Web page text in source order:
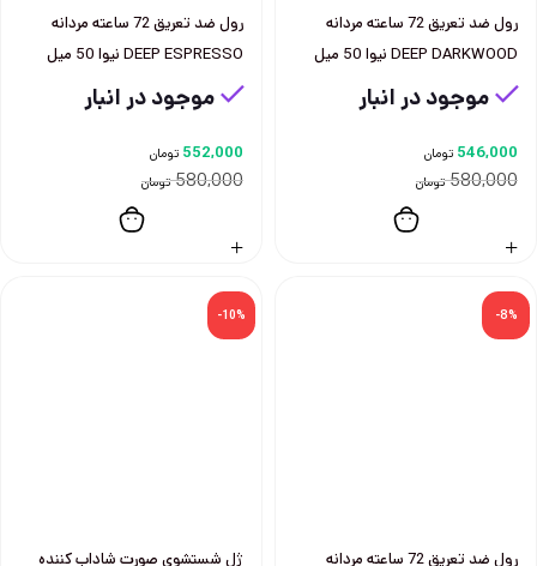
رول ضد تعريق 72 ساعته مردانه
DEEP DARKWOOD نيوا 50 ميل
موجود در انبار
580,000 تومان
546,000 تومان
رول ضد تعريق 72 ساعته مردانه
DEEP ESPRESSO نيوا 50 ميل
موجود در انبار
580,000 تومان
552,000 تومان
-8%
رول ضد تعريق 72 ساعته مردانه
-10%
ژل شستشوی صورت شاداب کننده